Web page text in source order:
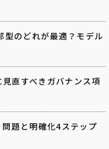
型のどれが最適？モデル
直すべきガバナンス項
題と明確化4ステップ